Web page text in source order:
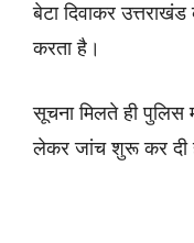
बेटा दिवाकर
करता है।
सूचना मिलते ही
लेकर जांच शुरू कर दी